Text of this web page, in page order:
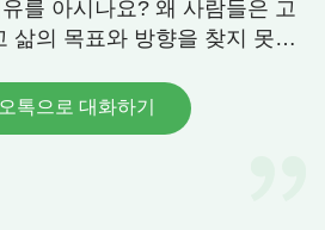
하나님의말씀한 단락을 읽었
제 막 속량되어 변화의 과정과
되는 과정을 거치지 않은 죄인
를 아시나요? 왜 사람들은 고
삶의 목표와 방향을 찾지 못할
톡으로 대화하기